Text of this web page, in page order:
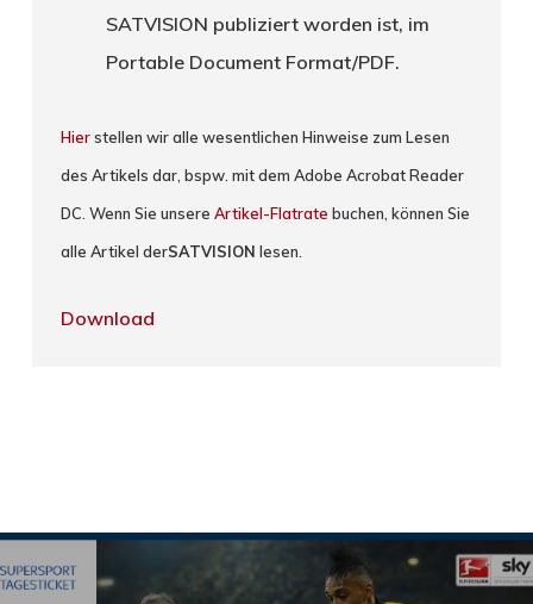
SATVISION publiziert worden ist, im
Portable Document Format/PDF.
Hierstellen wir alle wesentlichen Hinweise zum Lesen
des Artikels dar, bspw. mit dem Adobe Acrobat Reader
DC. Wenn Sie unsereArtikel-Flatrate buchen, können Sie
alle Artikel derSATVISION lesen.
Download